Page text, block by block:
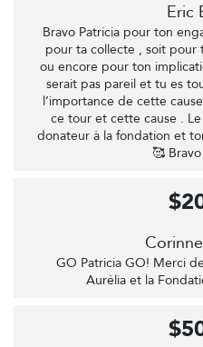
Eric
Bravo Patricia pour ton
pour ta collecte , soit pour
ou encore pour ton
serait pas pareil et tu es
l’importance de cette
ce tour et cette cause .
donateur à la fondation et
🥰
GO Patricia GO! Merci
Aurélia et la